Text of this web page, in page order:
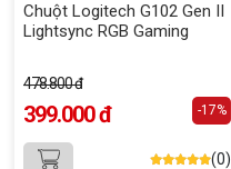
Chuột Logitech G102 Gen II
Lightsync RGB Gaming
478.800 đ
399.000 đ -17%
(0)